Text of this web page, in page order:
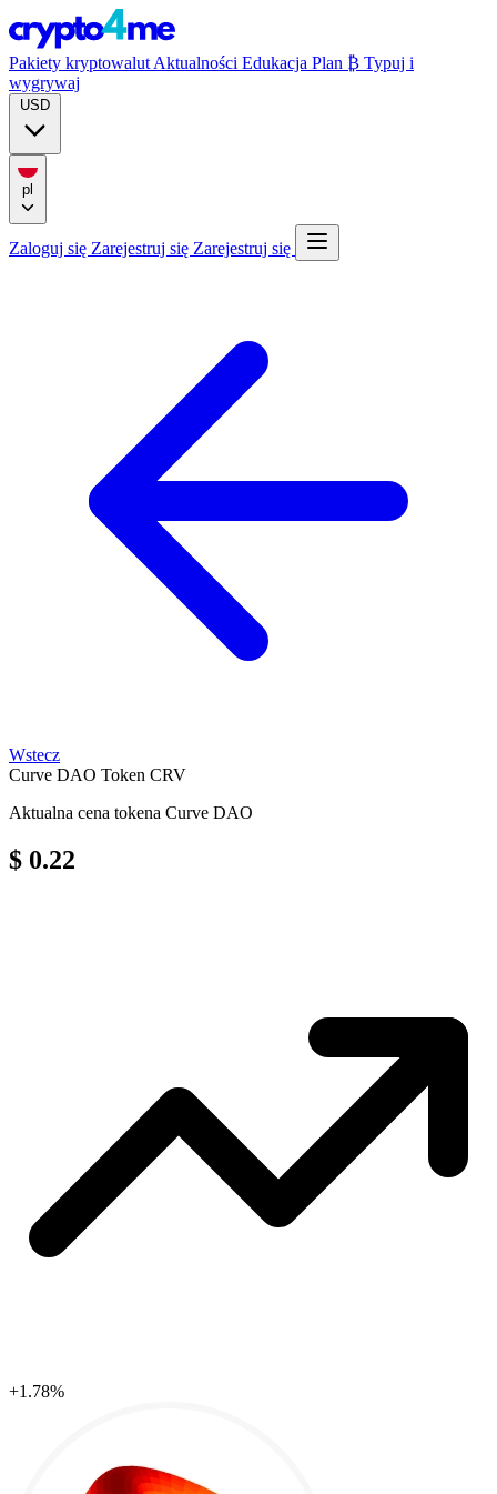
Pakiety kryptowalut Aktualności Edukacja Plan ₿ Typuj i
wygrywaj
Zaloguj się Zarejestruj się Zarejestruj się
Wstecz
Curve DAO Token CRV
Aktualna cena tokena Curve DAO
$ 0.22
+1.78%